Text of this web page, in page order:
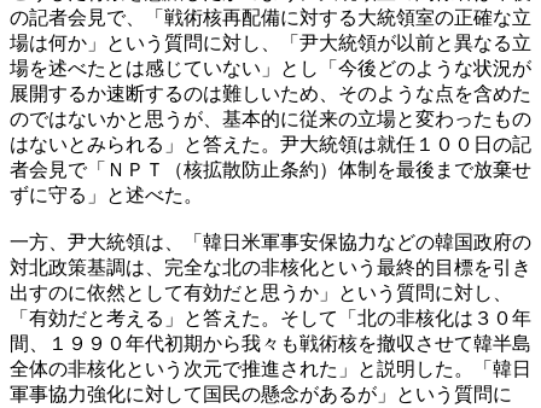
の記者会見で、「戦術核再配備に対する大統領室の正確な立
場は何か」という質問に対し、「尹大統領が以前と異なる立
場を述べたとは感じていない」とし「今後どのような状況が
展開するか速断するのは難しいため、そのような点を含めた
のではないかと思うが、基本的に従来の立場と変わったもの
はないとみられる」と答えた。尹大統領は就任１００日の記
者会見で「ＮＰＴ（核拡散防止条約）体制を最後まで放棄せ
ずに守る」と述べた。
一方、尹大統領は、「韓日米軍事安保協力などの韓国政府の
対北政策基調は、完全な北の非核化という最終的目標を引き
出すのに依然として有効だと思うか」という質問に対し、
「有効だと考える」と答えた。そして「北の非核化は３０年
間、１９９０年代初期から我々も戦術核を撤収させて韓半島
全体の非核化という次元で推進された」と説明した。「韓日
軍事協力強化に対して国民の懸念があるが」という質問に